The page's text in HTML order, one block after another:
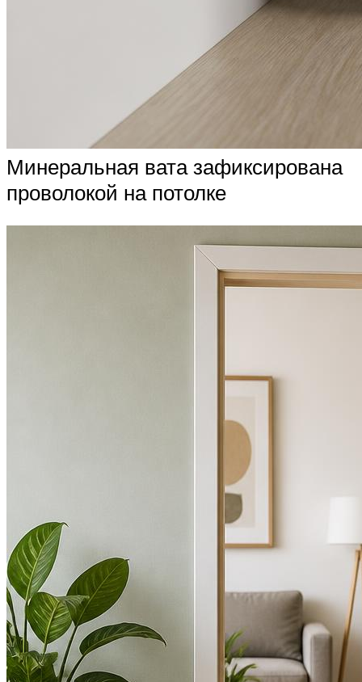
Минеральная вата зафиксирована
проволокой на потолке